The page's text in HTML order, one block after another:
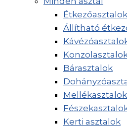
Étkezőasztalok
Állítható
Bárasztalok
Mellékasztalok
Kerti asztalok